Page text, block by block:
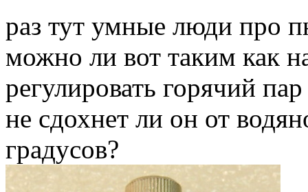
раз тут умные люди про
можно ли вот таким как
регулировать горячий
не сдохнет ли он от
градусов?